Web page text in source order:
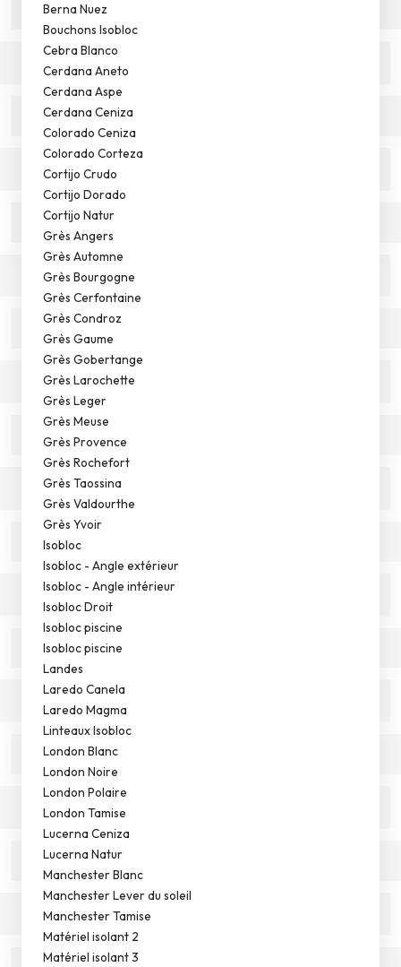
Berna Nuez
Bouchons Isobloc
Cebra Blanco
Cerdana Aneto
Cerdana Aspe
Cerdana Ceniza
Colorado Ceniza
Colorado Corteza
Cortijo Crudo
Cortijo Dorado
Cortijo Natur
Grès Angers
Grès Automne
Grès Bourgogne
Grès Cerfontaine
Grès Condroz
Grès Gaume
Grès Gobertange
Grès Larochette
Grès Leger
Grès Meuse
Grès Provence
Grès Rochefort
Grès Taossina
Grès Valdourthe
Grès Yvoir
Isobloc
Isobloc - Angle extérieur
Isobloc - Angle intérieur
Isobloc Droit
Isobloc piscine
Isobloc piscine
Landes
Laredo Canela
Laredo Magma
Linteaux Isobloc
London Blanc
London Noire
London Polaire
London Tamise
Lucerna Ceniza
Lucerna Natur
Manchester Blanc
Manchester Lever du soleil
Manchester Tamise
Matériel isolant 2
Matériel isolant 3